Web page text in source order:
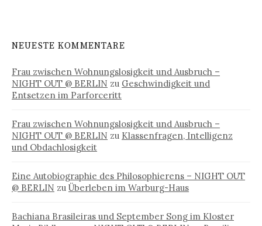
NEUESTE KOMMENTARE
Frau zwischen Wohnungslosigkeit und Ausbruch –
NIGHT OUT @ BERLIN zu Geschwindigkeit und
Entsetzen im Parforceritt
Frau zwischen Wohnungslosigkeit und Ausbruch –
NIGHT OUT @ BERLIN zu Klassenfragen, Intelligenz
und Obdachlosigkeit
Eine Autobiographie des Philosophierens – NIGHT OUT
@ BERLIN zu Überleben im Warburg-Haus
Bachiana Brasileiras und September Song im Kloster